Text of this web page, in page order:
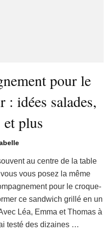
pour le
: idées salades,
et plus
au centre de la table
vous posez la même
pour le croque-
ce sandwich grillé en un
Léa, Emma et Thomas à
testé des dizaines …